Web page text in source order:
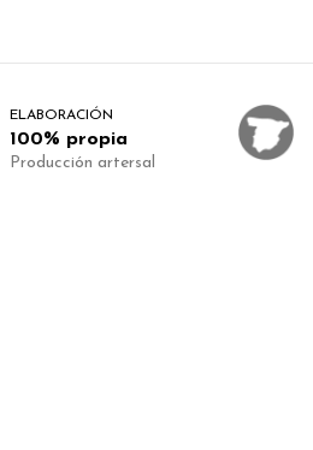
ELABORACIÓN
100% propia
Producción artersal